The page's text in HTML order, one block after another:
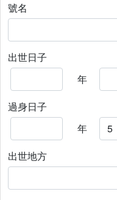
號名
出世日子
年
過身日子
年
出世地方